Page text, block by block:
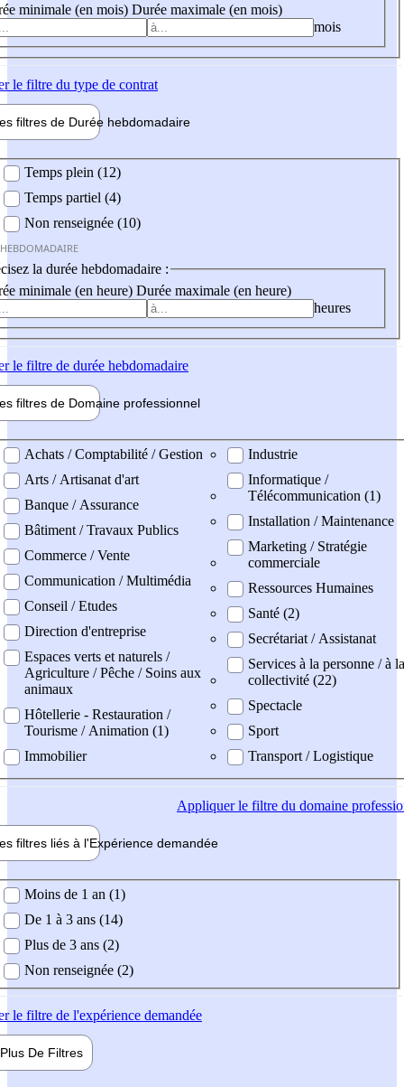
minimale (en mois) Durée maximale (en mois)
mois
le filtre du type de contrat
filtres de Durée hebdomadaire
Temps plein (12)
Temps partiel (4)
Non renseignée (10)
la durée hebdomadaire :
minimale (en heure) Durée maximale (en heure)
heures
le filtre de durée hebdomadaire
filtres de Domaine professionnel
professionel
Achats / Comptabilité / Gestion
Arts / Artisanat d'art
Banque / Assurance
Bâtiment / Travaux Publics
Commerce / Vente
Communication / Multimédia
Conseil / Etudes
Direction d'entreprise
Espaces verts et naturels /
Agriculture / Pêche / Soins aux
animaux
Hôtellerie - Restauration /
Tourisme / Animation (1)
Immobilier
Industrie
Informatique /
Télécommunication (1)
Installation / Maintenance
Marketing / Stratégie
commerciale
Ressources Humaines
Santé (2)
Secrétariat / Assistanat
Services à la personne / à la
collectivité (22)
Spectacle
Sport
Transport / Logistique
Appliquerle filtre du domaine
filtres liés à l'Expérience demandée
demandée
Moins de 1 an (1)
De 1 à 3 ans (14)
Plus de 3 ans (2)
Non renseignée (2)
le filtre de l'expérience demandée
Plus De Filtres